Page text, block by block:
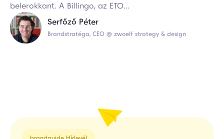
belerokkant. A Billingo, az ETO...
Serfőző Péter
Brandstratéga, CEO @ zwoelf strategy & design